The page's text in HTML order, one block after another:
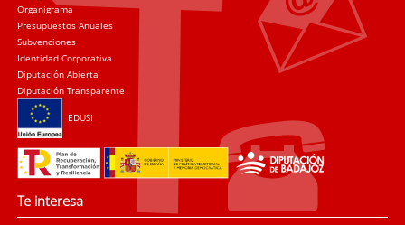
Organigrama
Presupuestos Anuales
Subvenciones
Identidad Corporativa
Diputación Abierta
Diputación Transparente
EDUSI
Te interesa